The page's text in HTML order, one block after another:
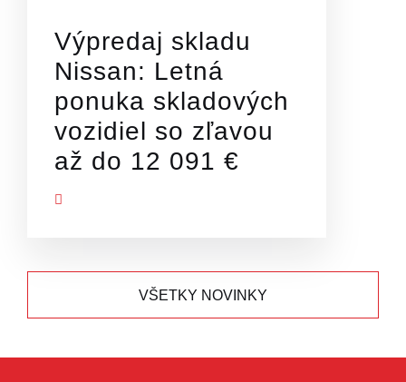
Výpredaj skladu
Nissan: Letná
ponuka skladových
vozidiel so zľavou
až do 12 091 €
VŠETKY NOVINKY